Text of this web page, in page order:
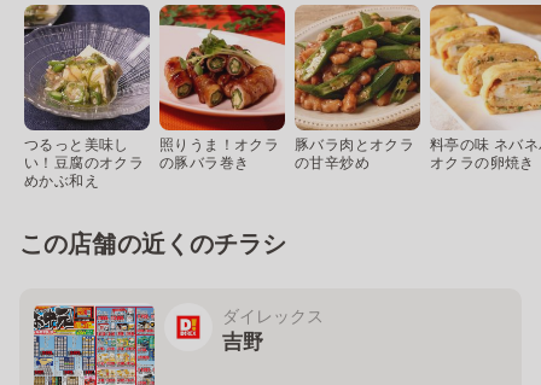
つるっと美味し
い！豆腐のオクラ
めかぶ和え
照りうま！オクラ
の豚バラ巻き
豚バラ肉とオクラ
の甘辛炒め
料亭の味 ネバ
オクラの卵焼き
この店舗の近くのチラシ
ダイレックス
吉野